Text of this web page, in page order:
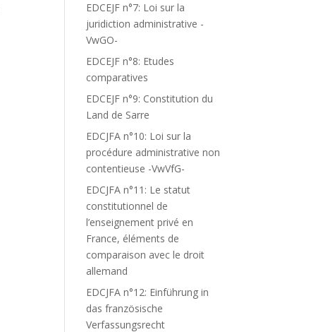
EDCEJF n°7: Loi sur la
juridiction administrative -
VwGO-
EDCEJF n°8: Etudes
comparatives
EDCEJF n°9: Constitution du
Land de Sarre
EDCJFA n°10: Loi sur la
procédure administrative non
contentieuse -VwVfG-
EDCJFA n°11: Le statut
constitutionnel de
l’enseignement privé en
France, éléments de
comparaison avec le droit
allemand
EDCJFA n°12: Einführung in
das französische
Verfassungsrecht